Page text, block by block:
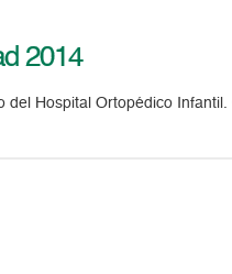
2014
Hospital Ortopédico